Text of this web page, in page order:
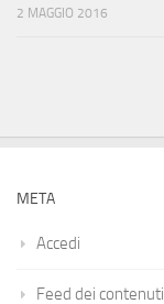
2 MAGGIO 2016
META
Accedi
Feed dei contenuti